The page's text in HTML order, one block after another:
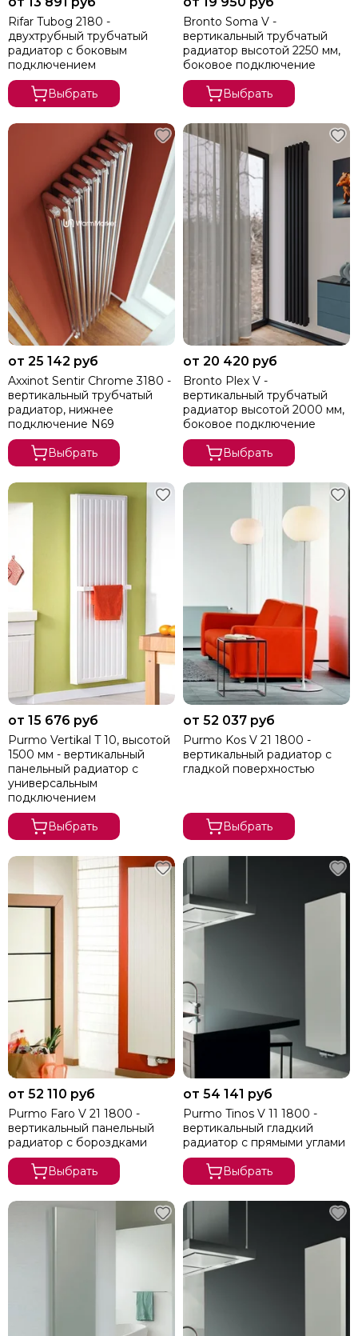
Rifar Tubog 2180 -
двухтрубный трубчатый
радиатор с боковым
подключением
Выбрать
Bronto Soma V -
вертикальный трубчатый
радиатор высотой 2250 мм,
боковое подключение
Выбрать
от 25 142 руб
Axxinot Sentir Chrome 3180 -
вертикальный трубчатый
радиатор, нижнее
подключение N69
Выбрать
от 20 420 руб
Bronto Plex V -
вертикальный трубчатый
радиатор высотой 2000 мм,
боковое подключение
Выбрать
от 15 676 руб
Purmo Vertikal T 10, высотой
1500 мм - вертикальный
панельный радиатор с
универсальным
подключением
Выбрать
от 52 037 руб
Purmo Kos V 21 1800 -
вертикальный радиатор с
гладкой поверхностью
Выбрать
от 52 110 руб
Purmo Faro V 21 1800 -
вертикальный панельный
радиатор с бороздками
Выбрать
от 54 141 руб
Purmo Tinos V 11 1800 -
вертикальный гладкий
радиатор с прямыми углами
Выбрать